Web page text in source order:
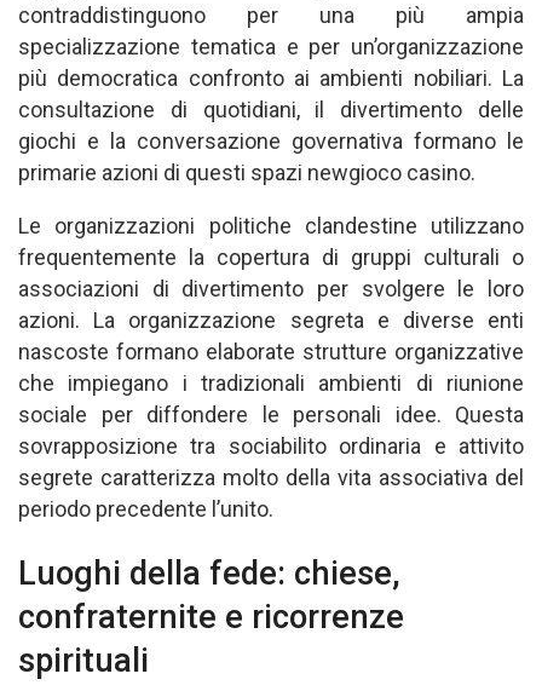
contraddistinguono per una più ampia
specializzazione tematica e per un’organizzazione
più democratica confronto ai ambienti nobiliari. La
consultazione di quotidiani, il divertimento delle
giochi e la conversazione governativa formano le
primarie azioni di questi spazi newgioco casino.
Le organizzazioni politiche clandestine utilizzano
frequentemente la copertura di gruppi culturali o
associazioni di divertimento per svolgere le loro
azioni. La organizzazione segreta e diverse enti
nascoste formano elaborate strutture organizzative
che impiegano i tradizionali ambienti di riunione
sociale per diffondere le personali idee. Questa
sovrapposizione tra sociabilito ordinaria e attivito
segrete caratterizza molto della vita associativa del
periodo precedente l’unito.
Luoghi della fede: chiese,
confraternite e ricorrenze
spirituali